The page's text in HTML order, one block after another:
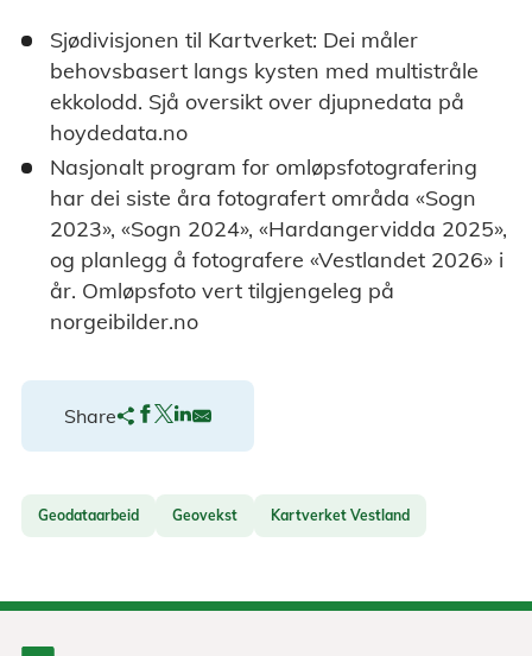
Sjødivisjonen til Kartverket: Dei måler
behovsbasert langs kysten med multistråle
ekkolodd. Sjå oversikt over djupnedata på
hoydedata.no
Nasjonalt program for omløpsfotografering
har dei siste åra fotografert områda «Sogn
2023», «Sogn 2024», «Hardangervidda 2025»,
og planlegg å fotografere «Vestlandet 2026» i
år. Omløpsfoto vert tilgjengeleg på
norgeibilder.no
Share
Geodataarbeid Geovekst Kartverket Vestland